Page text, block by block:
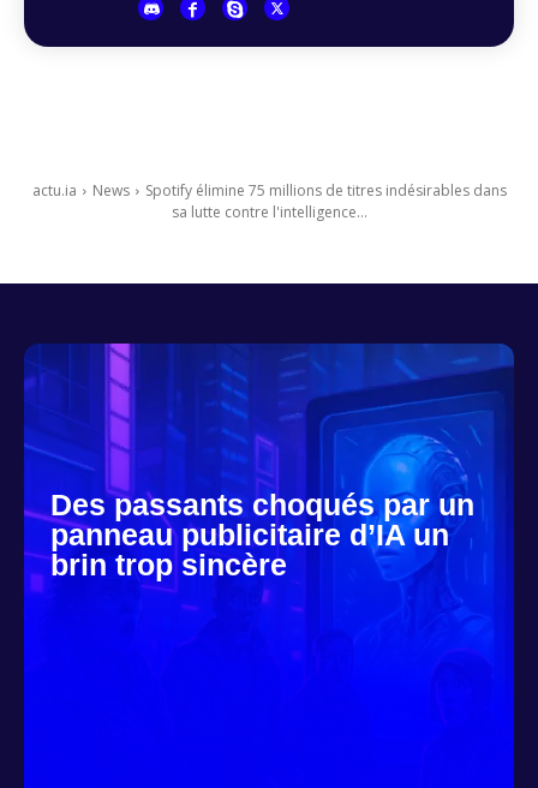
actu.ia News
Spotify élimine 75 millions de titres indésirables dans
sa lutte contre l'intelligence...
Des passants choqués par un
panneau publicitaire d’IA un
brin trop sincère